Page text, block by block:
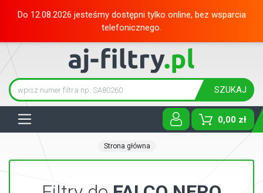
Do 12.08.2026 jesteśmy dostępni tylko online, bez wsparcia
telefonicznego.
SZUKAJ
0,00 zł
Strona główna